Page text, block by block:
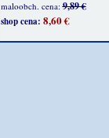
maloobch. cena:9,89 €
shop cena: 8,60 €